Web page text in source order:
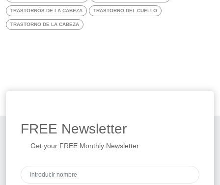
TRASTORNOS DE LA CABEZA TRASTORNO DEL CUELLO
TRASTORNO DE LA CABEZA
FREE Newsletter
Get your FREE Monthly Newsletter